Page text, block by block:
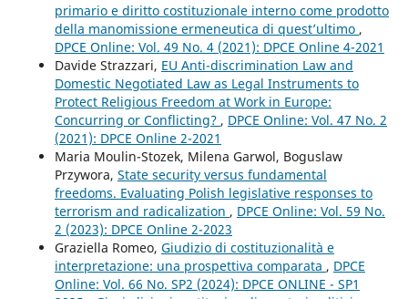
primario e diritto costituzionale interno come prodotto
della manomissione ermeneutica di quest’ultimo ,
DPCE Online: Vol. 49 No. 4 (2021): DPCE Online 4-2021
Davide Strazzari, EU Anti-discrimination Law and
Domestic Negotiated Law as Legal Instruments to
Protect Religious Freedom at Work in Europe:
Concurring or Conflicting? , DPCE Online: Vol. 47 No. 2
(2021): DPCE Online 2-2021
Maria Moulin-Stozek, Milena Garwol, Boguslaw
Przywora, State security versus fundamental
freedoms. Evaluating Polish legislative responses to
terrorism and radicalization , DPCE Online: Vol. 59 No.
2 (2023): DPCE Online 2-2023
Graziella Romeo, Giudizio di costituzionalità e
interpretazione: una prospettiva comparata , DPCE
Online: Vol. 66 No. SP2 (2024): DPCE ONLINE - SP1